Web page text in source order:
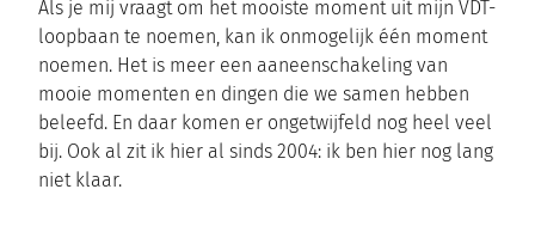
Als je mij vraagt om het mooiste moment uit mijn VDT-
loopbaan te noemen, kan ik onmogelijk één moment
noemen. Het is meer een aaneenschakeling van
mooie momenten en dingen die we samen hebben
beleefd. En daar komen er ongetwijfeld nog heel veel
bij. Ook al zit ik hier al sinds 2004: ik ben hier nog lang
niet klaar.